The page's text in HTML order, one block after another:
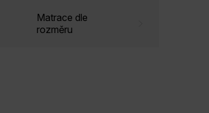
Matrace dle
rozměru